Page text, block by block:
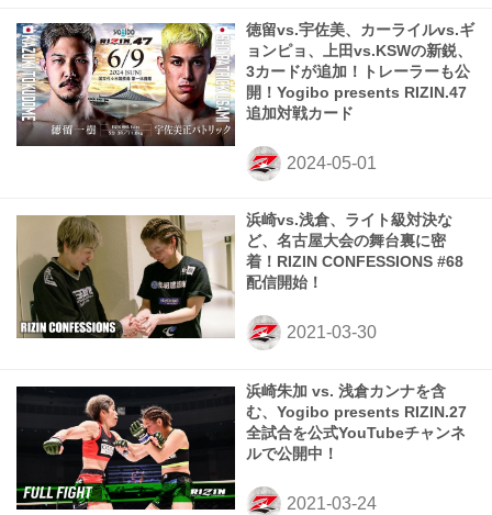
徳留vs.宇佐美、カーライルvs.ギ
ョンピョ、上田vs.KSWの新鋭、
3カードが追加！トレーラーも公
開！Yogibo presents RIZIN.47
追加対戦カード
浜崎vs.浅倉、ライト級対決な
ど、名古屋大会の舞台裏に密
着！RIZIN CONFESSIONS #68
配信開始！
浜崎朱加 vs. 浅倉カンナを含
む、Yogibo presents RIZIN.27
全試合を公式YouTubeチャンネ
ルで公開中！